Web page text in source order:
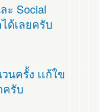
ะ Social
ด้เลยครับ
ครั้ง เเก้ใข
ครับ